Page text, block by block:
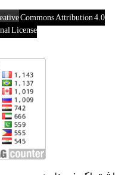
Commons Attribution 4.0
License